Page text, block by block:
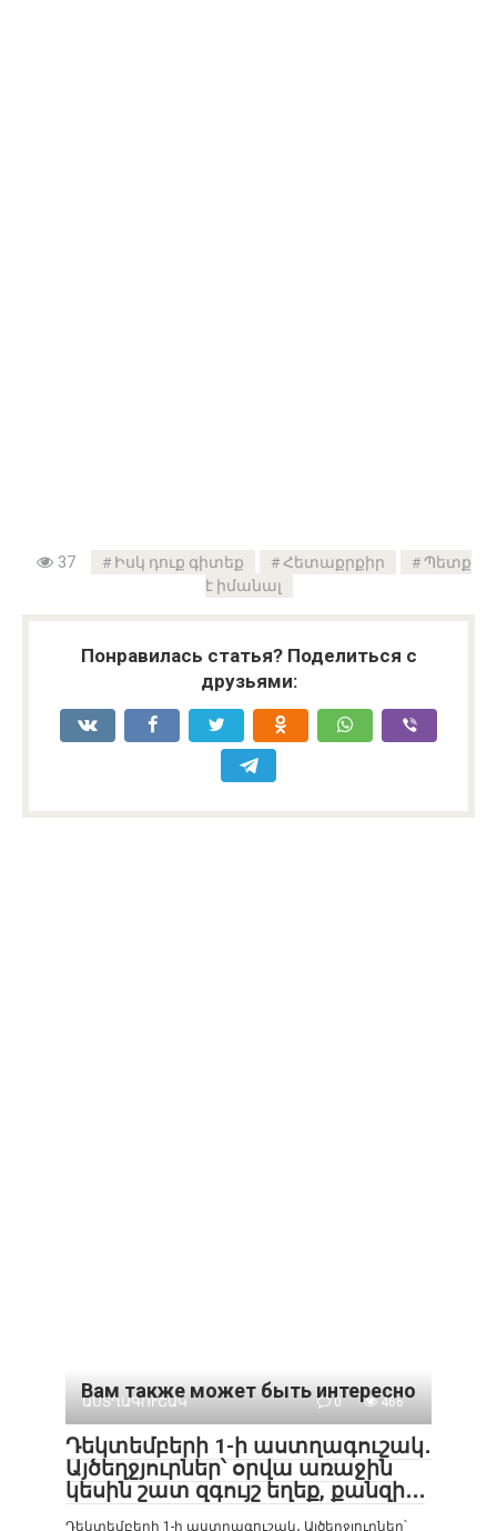
37 Իսկ դուք գիտեք Հետաքրքիր
Պետք
է իմանալ
Понравилась статья? Поделиться с
друзьями:
Вам также может быть интересно
ԱՍՏՂԱԳՈՒՇԱԿ 0 466
Դեկտեմբերի 1-ի աստղագուշակ․
Այծեղջյուրներ՝ օրվա առաջին
կեսին շատ զգույշ եղեք, քանզի․․․
Դեկտեմբերի 1-ի աստղագուշակ․ Այծեղջյուրներ՝